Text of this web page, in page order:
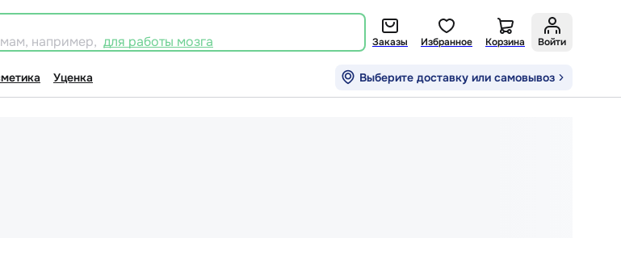
например, для работы мозга Заказы Избранное Корзина Войти
Уценка Выберите доставку или самовывоз